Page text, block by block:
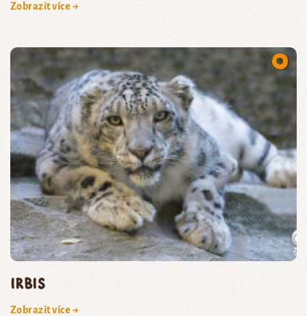
Zobrazit více →
irbis
Zobrazit více →